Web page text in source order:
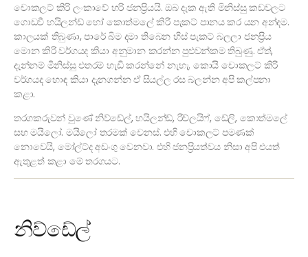
චොකලට් කිරි ලංකාවේ හරි ජනප්‍රියයි. ඔබ දැක ඇති මිනිස්සු කඩවලට
ගොඩවී හයිලන්ඩ් හෝ කොත්මලේ කිරි පැකට් පානය කර යන අන්දම.
කාලයක් තිබුණා, පාරේ බිම දමා තිබෙන හිස් පැකට් බලලා ජනප්‍රිය
මොන කිරි වර්ගයද කියා අනුමාන කරන්න පුළුවන්කම තිබුණු. ඒත්,
දැන්නම් මිනිස්සු එතරම් හැඩි කරන්නේ නැහැ. කොයි චොකලට් කිරි
වර්ගයද හොඳ කියා දැනගන්න ඒ සියල්ල රස බලන්න අපි කල්පනා
කළා.
තරගකරුවන් වුණේ නිව්ඩේල්, හයිලන්ඩ්, රිච්ලයිෆ්, ඩේලි, කොත්මලේ
සහ මයිලෝ. මයිලෝ තරමක් වෙනස්. එහි චොකලට් පමණක්
නොවෙයි, මෝල්ට්ද අඩංගු වෙනවා. එහි ජනප්‍රියත්වය නිසා අපි එයත්
ඇතුළත් කළා මේ තරගයට.
නිව්ඩේල්